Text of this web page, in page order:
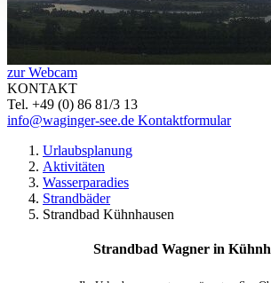
zur Webcam
KONTAKT
Tel. +49 (0) 86 81/3 13
info@waginger-see.de Kontaktformular
Urlaubsplanung
Aktivitäten
Wasserparadies
Strandbäder
Strandbad Kühnhausen
Strandbad Wagner in